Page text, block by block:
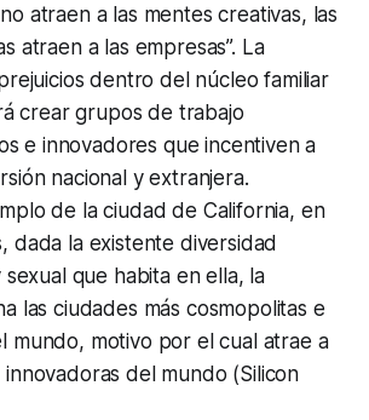
atraen a las mentes creativas, las
atraen a las empresas”. La
dentro del núcleo familiar
crear grupos de trabajo
e innovadores que incentiven a
nacional y extranjera.
de la ciudad de California, en
dada la existente diversidad
que habita en ella, la
las ciudades más cosmopolitas e
mundo, motivo por el cual atrae a
innovadoras del mundo (Silicon